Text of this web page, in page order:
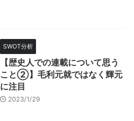
SWOT分析
【歴史人での連載について思う
こと②】毛利元就ではなく輝元
に注目
2023/1/29